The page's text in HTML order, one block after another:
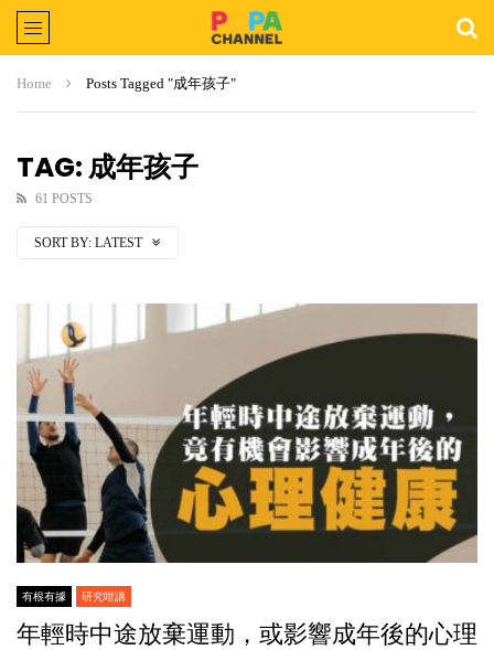
Home Posts Tagged "成年孩子"
TAG: 成年孩子
61 POSTS
SORT BY: LATEST
有根有據 研究咁講
年輕時中途放棄運動，或影響成年後的心理